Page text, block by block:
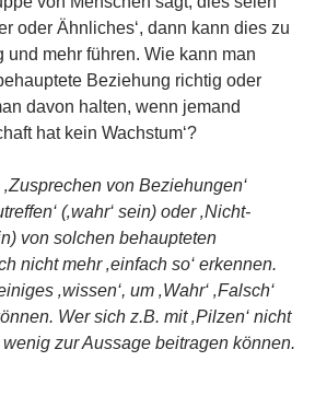
oder Ähnliches‘, dann kann dies zu
und mehr führen. Wie kann man
Beziehung richtig oder
davon halten, wenn jemand
hat kein Wachstum‘?
von Beziehungen‘
(‚wahr‘ sein) oder ‚Nicht-
von solchen behaupteten
nicht mehr ‚einfach so‘ erkennen.
‚wissen‘, um ‚Wahr‘ ‚Falsch‘
Wer sich z.B. mit ‚Pilzen‘ nicht
zur Aussage beitragen können.